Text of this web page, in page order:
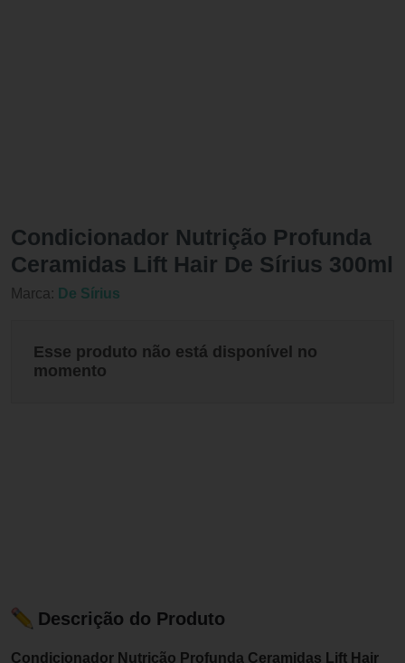
Condicionador Nutrição Profunda
Ceramidas Lift Hair De Sírius 300ml
Marca: De Sírius
Esse produto não está disponível no
momento
Descrição do Produto
Condicionador Nutrição Profunda Ceramidas Lift Hair